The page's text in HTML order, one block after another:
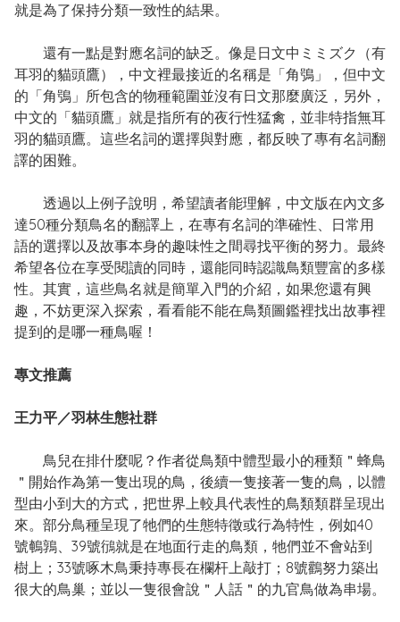
就是為了保持分類一致性的結果。
還有一點是對應名詞的缺乏。像是日文中ミミズク（有
耳羽的貓頭鷹），中文裡最接近的名稱是「角鴞」，但中文
的「角鴞」所包含的物種範圍並沒有日文那麼廣泛，另外，
中文的「貓頭鷹」就是指所有的夜行性猛禽，並非特指無耳
羽的貓頭鷹。這些名詞的選擇與對應，都反映了專有名詞翻
譯的困難。
透過以上例子說明，希望讀者能理解，中文版在內文多
達50種分類鳥名的翻譯上，在專有名詞的準確性、日常用
語的選擇以及故事本身的趣味性之間尋找平衡的努力。最終
希望各位在享受閱讀的同時，還能同時認識鳥類豐富的多樣
性。其實，這些鳥名就是簡單入門的介紹，如果您還有興
趣，不妨更深入探索，看看能不能在鳥類圖鑑裡找出故事裡
提到的是哪一種鳥喔！
專文推薦
王力平／羽林生態社群
鳥兒在排什麼呢？作者從鳥類中體型最小的種類＂蜂鳥
＂開始作為第一隻出現的鳥，後續一隻接著一隻的鳥，以體
型由小到大的方式，把世界上較具代表性的鳥類類群呈現出
來。部分鳥種呈現了牠們的生態特徵或行為特性，例如40
號鵪鶉、39號鴴就是在地面行走的鳥類，牠們並不會站到
樹上；33號啄木鳥秉持專長在欄杆上敲打；8號鸛努力築出
很大的鳥巢；並以一隻很會說＂人話＂的九官鳥做為串場。